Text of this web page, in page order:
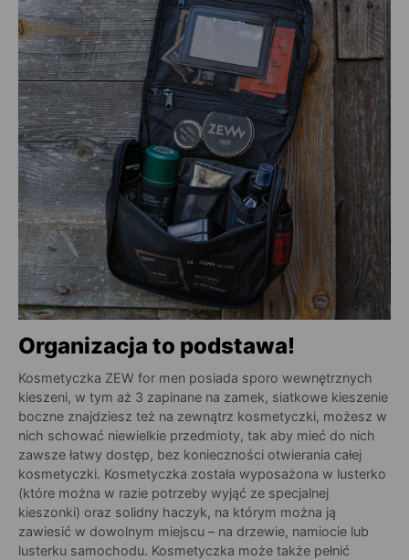
Organizacja to podstawa!
Kosmetyczka ZEW for men posiada sporo wewnętrznych
kieszeni, w tym aż 3 zapinane na zamek, siatkowe kieszenie
boczne znajdziesz też na zewnątrz kosmetyczki, możesz w
nich schować niewielkie przedmioty, tak aby mieć do nich
zawsze łatwy dostęp, bez konieczności otwierania całej
kosmetyczki. Kosmetyczka została wyposażona w lusterko
(które można w razie potrzeby wyjąć ze specjalnej
kieszonki) oraz solidny haczyk, na którym można ją
zawiesić w dowolnym miejscu – na drzewie, namiocie lub
lusterku samochodu. Kosmetyczka może także pełnić